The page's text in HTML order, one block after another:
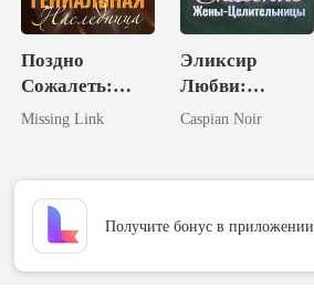
Поздно
Сожалеть:
Гениальная
Missing Link
Эликсир
Любви:
Спасение
Caspian Noir
Получите бонус в приложении